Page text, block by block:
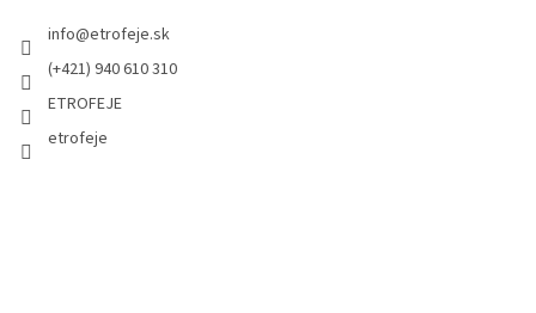
info@etrofeje.sk
(+421) 940 610 310
ETROFEJE
etrofeje